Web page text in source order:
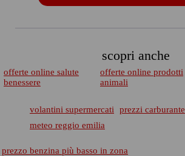
scopri anche
offerte online salute
benessere
offerte online prodotti
animali
volantini supermercati prezzi carburante
meteo reggio emilia
prezzo benzina più basso in zona